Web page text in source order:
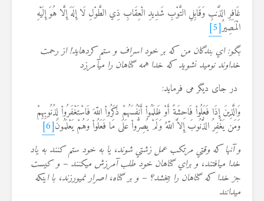
غَافِرِ الذَّنبِ وَقَابِلِ التَّوْبِ شَدِيدِ الْعِقَابِ ذِي الطَّوْلِ لَا إِلَهَ إِلَّا هُوَ إِلَيْهِ
الْمَصِيرُ[5]
بگو: اي بندگان من كه بر خود اسراف و ستم كرده‏ايد! از رحمت
خداوند نوميد نشويد كه خدا همه گناهان را مي‏آمرزد
در جای دیگر می فرماید:
وَالَّذِينَ إِذَا فَعَلُواْ فَاحِشَةً أَوْ ظَلَمُواْ أَنْفُسَهُمْ ذَكَرُواْ اللّهَ فَاسْتَغْفَرُواْ لِذُنُوبِهِمْ
وَمَن يَغْفِرُ الذُّنُوبَ إِلاَّ اللّهُ وَلَمْ يُصِرُّواْ عَلَى مَا فَعَلُواْ وَهُمْ يَعْلَمُونَ[6]
و آنها كه وقتي مرتكب عمل زشتي شوند، يا به خود ستم كنند به ياد
خدا مي‏افتند، و براي گناهان خود طلب آمرزش مي‏كنند – و كيست
جز خدا كه گناهان را ببخشد؟ – و بر گناه، اصرار نمي‏ورزند، با اينكه
مي‏دانند